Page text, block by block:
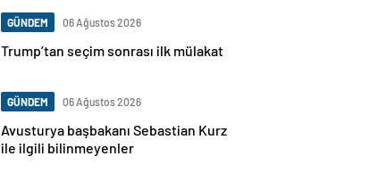
GÜNDEM 06 Ağustos 2026
Trump’tan seçim sonrası ilk mülakat
GÜNDEM 06 Ağustos 2026
Avusturya başbakanı Sebastian Kurz
ile ilgili bilinmeyenler